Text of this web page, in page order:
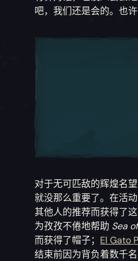
吧，我们还是会的。也许
对于无可匹敌的辉煌名
就没那么重要了。在活
其他人的推荐而获得了
为孜孜不倦地帮助 Sea
而获得了帽子； El Gato
结束前因为背负着数千